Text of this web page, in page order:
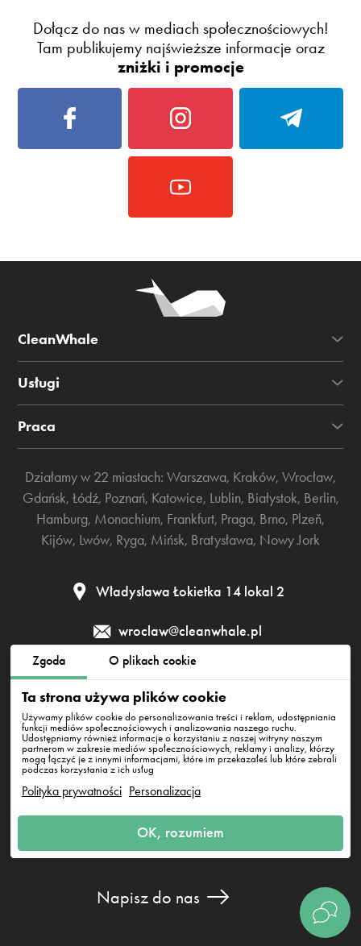
Zgoda O plikach cookie
Ta strona używa plików cookie
Używamy plików cookie do personalizowania treści i reklam, udostępniania
funkcji mediów społecznościowych i analizowania naszego ruchu.
Udostępniamy również informacje o korzystaniu z naszej witryny naszym
partnerom w zakresie mediów społecznościowych, reklamy i analizy, którzy
mogą łączyć je z innymi informacjami, które im przekazałeś lub które zebrali
podczas korzystania z ich usług
Polityka prywatności Personalizacja
OK, rozumiem
Dołącz do nas w mediach społecznościowych!
Tam publikujemy najświeższe informacje oraz
zniżki i promocje
CleanWhale
Usługi
Praca
Działamy w 22 miastach: Warszawa, Kraków, Wrocław,
Gdańsk, Łódź, Poznań, Katowice, Lublin, Białystok, Berlin,
Hamburg, Monachium, Frankfurt, Praga, Brno, Plzeň,
Kijów, Lwów, Ryga, Mińsk, Bratysława, Nowy Jork
Władysława Łokietka 14 lokal 2
wroclaw@cleanwhale.pl
Clean Whale Sp. z o.o., KRS 0000868230, NIP: 6751738063,
REGON: 38745511400000
Wrocław, Władysława Łokietka 14 lokal 2, 30-010
Napisz do nas